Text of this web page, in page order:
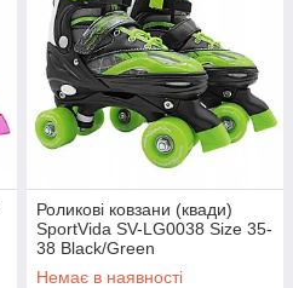
Роликові ковзани (квади)
SportVida SV-LG0038 Size 35-
38 Black/Green
Немає в наявності